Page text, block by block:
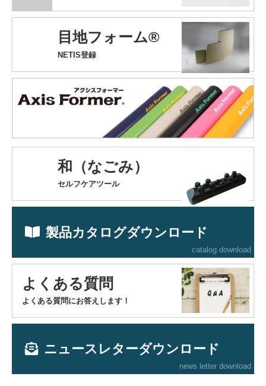
目地フォーム®
NETIS登録
和（なごみ）
セルフケアツール
製品カタログダウンロード
catalog download
よくある質問
よくある質問にお答えします！
ニュースレターダウンロード
news letter download